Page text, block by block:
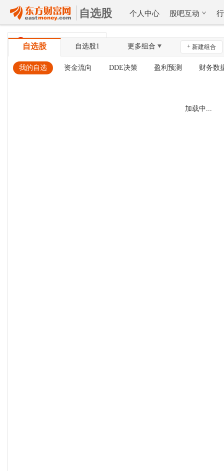
自选股 个人中心 股吧互动
北京时间08-10 01:48:59
自选股 自选股1 更多组合 + 新建组合
我的自选 资金流向 DDE决策 盈利预测 财务数
加载中...